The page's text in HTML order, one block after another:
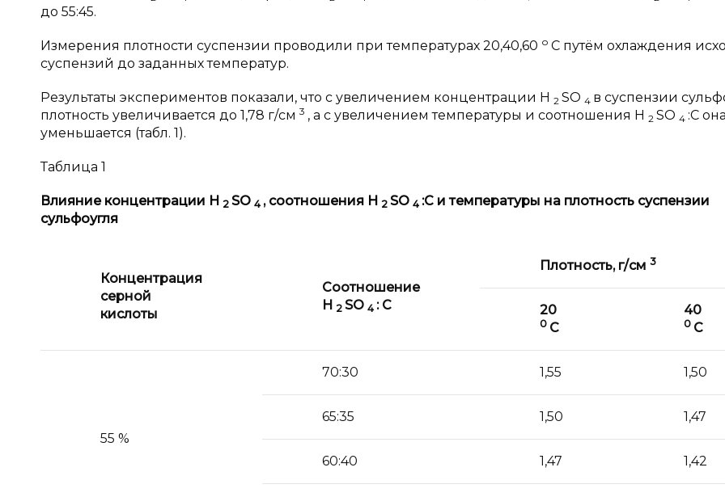
до 55:45.
Измерения плотности суспензии проводили при температурах 20,40,60 о С путём охлаждения
суспензий до заданных температур.
Результаты экспериментов показали, что с увеличением концентрации H 2 SO 4 в суспензии
плотность увеличивается до 1,78 г/см 3 , а с увеличением температуры и соотношения H 2 SO 4 :C она
уменьшается (табл. 1).
Таблица 1
Влияние концентрации Н 2 SO 4 , соотношения Н 2 SO 4 :С итемпературы на плотность суспензии
сульфоугля
Концентрация
серной
кислоты
Соотношение
H 2 SO 4 : C
Плотность, г/см 3
20
0 С
40
0 С
55 %
70:30 1,55 1,50
65:35 1,50 1,47
60:40 1,47 1,42